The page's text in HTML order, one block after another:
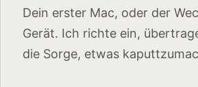
Dein erster Mac, oder der
Gerät. Ich richte ein,
die Sorge, etwas